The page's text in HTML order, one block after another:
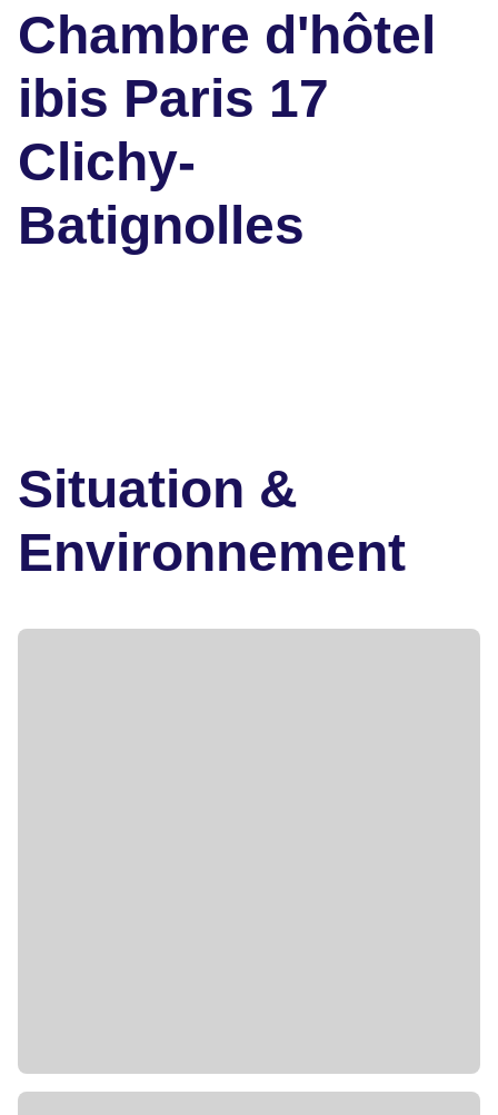
Chambre d'hôtel
ibis Paris 17
Clichy-
Batignolles
Situation &
Environnement